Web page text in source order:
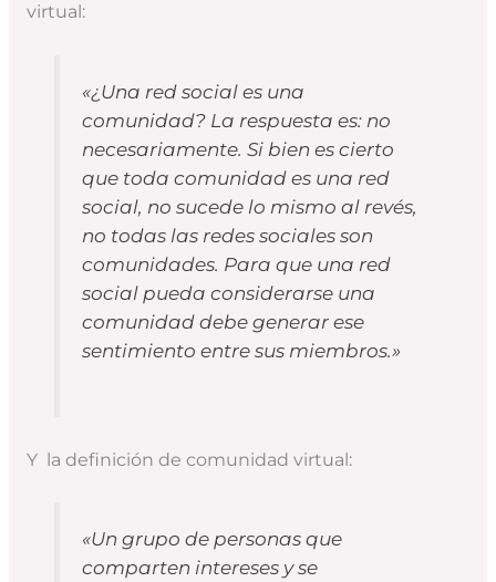
virtual:
«¿Una red social es una
comunidad? La respuesta es: no
necesariamente. Si bien es cierto
que toda comunidad es una red
social, no sucede lo mismo al revés,
no todas las redes sociales son
comunidades. Para que una red
social pueda considerarse una
comunidad debe generar ese
sentimiento entre sus miembros.»
Y la definición de comunidad virtual:
«Un grupo de personas que
comparten intereses y se